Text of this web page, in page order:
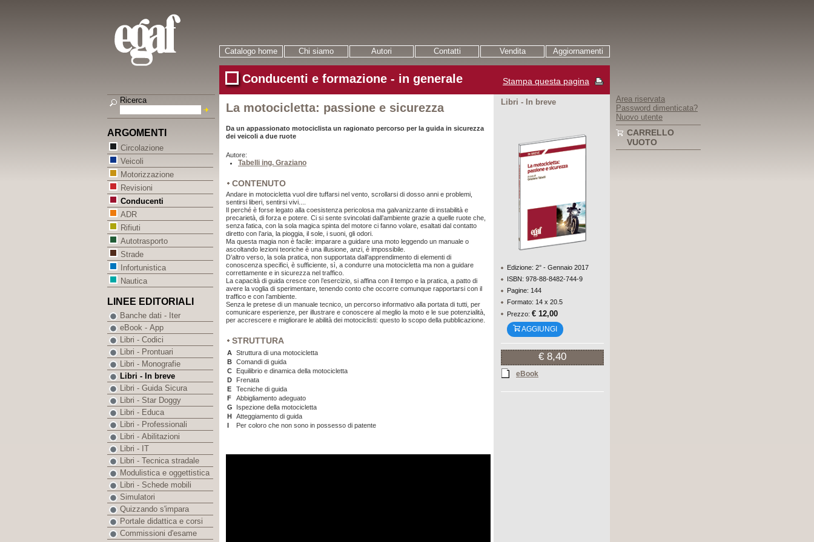
Catalogo home Chi siamo Autori Contatti Vendita Aggiornamenti
Conducenti e formazione - in generale Stampa questa pagina
La motocicletta: passione e sicurezza
Da un appassionato motociclista un ragionato percorso per la guida in sicurezza
dei veicoli a due ruote
Autore:
Tabelli ing. Graziano
CONTENUTO
Andare in motocicletta vuol dire tuffarsi nel vento, scrollarsi di dosso anni e problemi,
sentirsi liberi, sentirsi vivi....
Il perché è forse legato alla coesistenza pericolosa ma galvanizzante di instabilità e
precarietà, di forza e potere. Ci si sente svincolati dall’ambiente grazie a quelle ruote che,
senza fatica, con la sola magica spinta del motore ci fanno volare, esaltati dal contatto
diretto con l’aria, la pioggia, il sole, i suoni, gli odori.
Ma questa magia non è facile: imparare a guidare una moto leggendo un manuale o
ascoltando lezioni teoriche è una illusione, anzi, è impossibile.
D’altro verso, la sola pratica, non supportata dall’apprendimento di elementi di
conoscenza specifici, è sufficiente, sì, a condurre una motocicletta ma non a guidare
correttamente e in sicurezza nel traffico.
La capacità di guida cresce con l’esercizio, si affina con il tempo e la pratica, a patto di
avere la voglia di sperimentare, tenendo conto che occorre comunque rapportarsi con il
traffico e con l’ambiente.
Senza le pretese di un manuale tecnico, un percorso informativo alla portata di tutti, per
comunicare esperienze, per illustrare e conoscere al meglio la moto e le sue potenzialità,
per accrescere e migliorare le abilità dei motociclisti: questo lo scopo della pubblicazione.
STRUTTURA
A Struttura di una motocicletta
B Comandi di guida
C
Equilibrio e dinamica della motocicletta
D
Frenata
E
Tecniche di guida
F
Abbigliamento adeguato
G
Ispezione della motocicletta
H Atteggiamento di guida
I
Per coloro che non sono in possesso di patente
Libri - In breve
Edizione: 2° - Gennaio 2017
ISBN: 978-88-8482-744-9
Pagine: 144
Formato: 14 x 20.5
Prezzo: € 12,00
AGGIUNGI
€ 8,40
eBook
Ricerca
ARGOMENTI
Circolazione
Veicoli
Motorizzazione
Revisioni
Conducenti
ADR
Rifiuti
Autotrasporto
Strade
Infortunistica
Nautica
LINEE EDITORIALI
Banche dati - Iter
eBook - App
Libri - Codici
Libri - Prontuari
Libri - Monografie
Libri - In breve
Libri - Guida Sicura
Libri - Star Doggy
Libri - Educa
Libri - Professionali
Libri - Abilitazioni
Libri - IT
Libri - Tecnica stradale
Modulistica e oggettistica
Libri - Schede mobili
Simulatori
Quizzando s'impara
Portale didattica e corsi
Commissioni d'esame
Area riservata
Password dimenticata?
Nuovo utente
CARRELLO
VUOTO